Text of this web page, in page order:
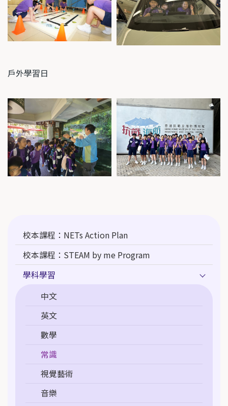
戶外學習日
navigation
校本課程：NETs Action Plan
校本課程：STEAM by me Program
學科學習
中文
英文
數學
常識
視覺藝術
音樂